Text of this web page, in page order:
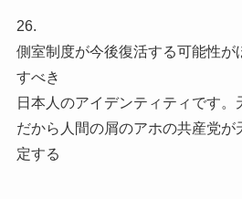
26.
側室制度が今後復活する可能性が
すべき
日本人のアイデンティティです。
だから人間の屑のアホの共産党が
定する